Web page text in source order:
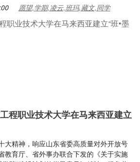
愿望,学期,凌云,班玛,藏文,同学
程职业技术大学在马来西亚建立
大精神，响应山东省委高质量对外开放号
教育厅、省外事办联合下发的《关于实施